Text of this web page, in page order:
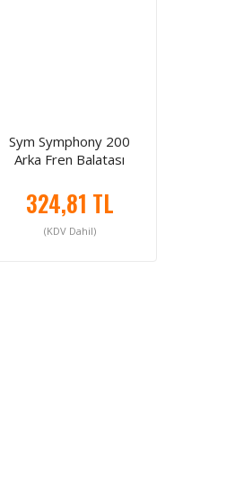
Sym Symphony 200
Arka Fren Balatası
324,81 TL
(KDV Dahil)